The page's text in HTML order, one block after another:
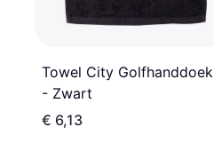
Towel City Golfhanddoek
- Zwart
€ 6,13